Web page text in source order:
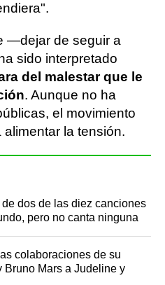
—dejar de seguir a
sido interpretado
del malestar que le
. Aunque no ha
el movimiento
la tensión.
dos de las diez canciones
pero no canta ninguna
colaboraciones de su
Bruno Mars a Judeline y